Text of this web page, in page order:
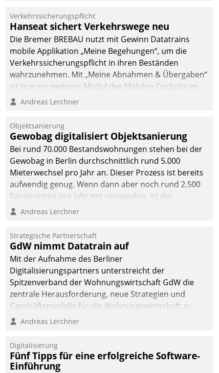
Verkehrssicherungspflicht
Hanseat sichert Verkehrswege neu
Die Bremer BREBAU nutzt mit Gewinn Datatrains
mobile Applikation „Meine Begehungen“, um die
Verkehrssicherungspflicht in ihren Beständen
wahrzunehmen. Mit „Meine Abnahmen & Übergaben“
ist nun ein weiteres Modul des Mobilen Cockpits im
Einsatz.
Andreas Lerchner
Objektsanierung
Gewobag digitalisiert Objektsanierung
Bei rund 70.000 Bestandswohnungen stehen bei der
Gewobag in Berlin durchschnittlich rund 5.000
Mieterwechsel pro Jahr an. Dieser Prozess ist bereits
aufwendig genug. Wenn dann aber noch rund 2.500
Sanierungen pro Jahr mit reinspielen, ist der
Betreuungs- und Organisationsaufwand immens. Im
kommunale Wohnungsbauunternehmen daher
gemeinsam mit der Berliner Datatrain GmbH den
Teilprozess der Objektsanierung digitalisiert.
Andreas Lerchner
Strategische Partnerschaft
GdW nimmt Datatrain auf
Mit der Aufnahme des Berliner
Digitalisierungspartners unterstreicht der
Spitzenverband der Wohnungswirtschaft GdW die
zentrale Herausforderung, neue Strategien und
Geschäftsmodelle für die Wohnungswirtschaft zu
entwickeln.
Andreas Lerchner
Digitalisierung
Fünf Tipps für eine erfolgreiche Software-
Einführung